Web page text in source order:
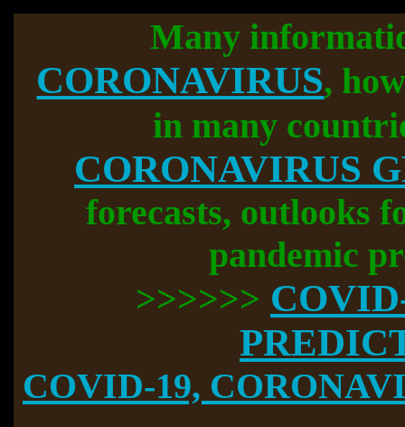
Many
CORONAVIRUS,
in many
CORONAVIRUS
forecasts, outlooks
pandemic
>>>>>>
COVID-19,